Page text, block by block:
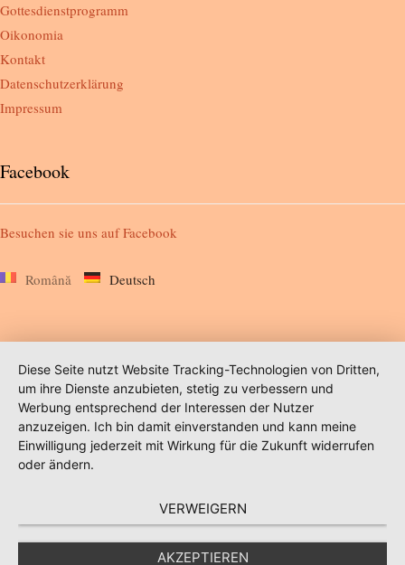
Diese Seite nutzt Website Tracking-Technologien von Dritten,
um ihre Dienste anzubieten, stetig zu verbessern und
Werbung entsprechend der Interessen der Nutzer
anzuzeigen. Ich bin damit einverstanden und kann meine
Einwilligung jederzeit mit Wirkung für die Zukunft widerrufen
oder ändern.
VERWEIGERN
AKZEPTIEREN
Gottesdienstprogramm
Oikonomia
Kontakt
Datenschutzerklärung
Impressum
Facebook
Besuchen sie uns aufFacebook
Română Deutsch